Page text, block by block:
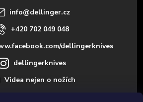
info@dellinger.cz
+420 702 049 048
dellingerknives
dellingerknives
Videa nejen o nožích